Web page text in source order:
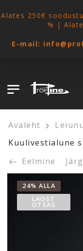
Alates 250€
% |
E-mail:
Avaleht
Kuulivestialune
Eelmine
24% ALLA
LAOST
OTSAS